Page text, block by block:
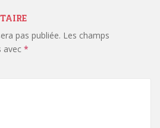
pas publiée. Les champs
avec *